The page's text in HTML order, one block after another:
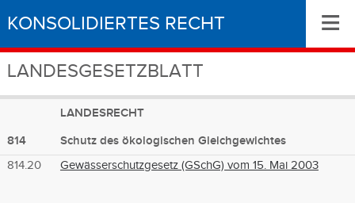
KONSOLIDIERTES RECHT
LANDESGESETZBLATT
≡
LANDESRECHT
814
Schutz des ökologischen Gleichgewichtes
814.20 Gewässerschutzgesetz (GSchG) vom 15. Mai 2003